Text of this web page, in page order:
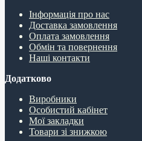
Інформація про нас
Доставка замовлення
Оплата замовлення
Обмін та повернення
Наші контакти
Додатково
Виробники
Особистий кабінет
Мої закладки
Товари зі знижкою